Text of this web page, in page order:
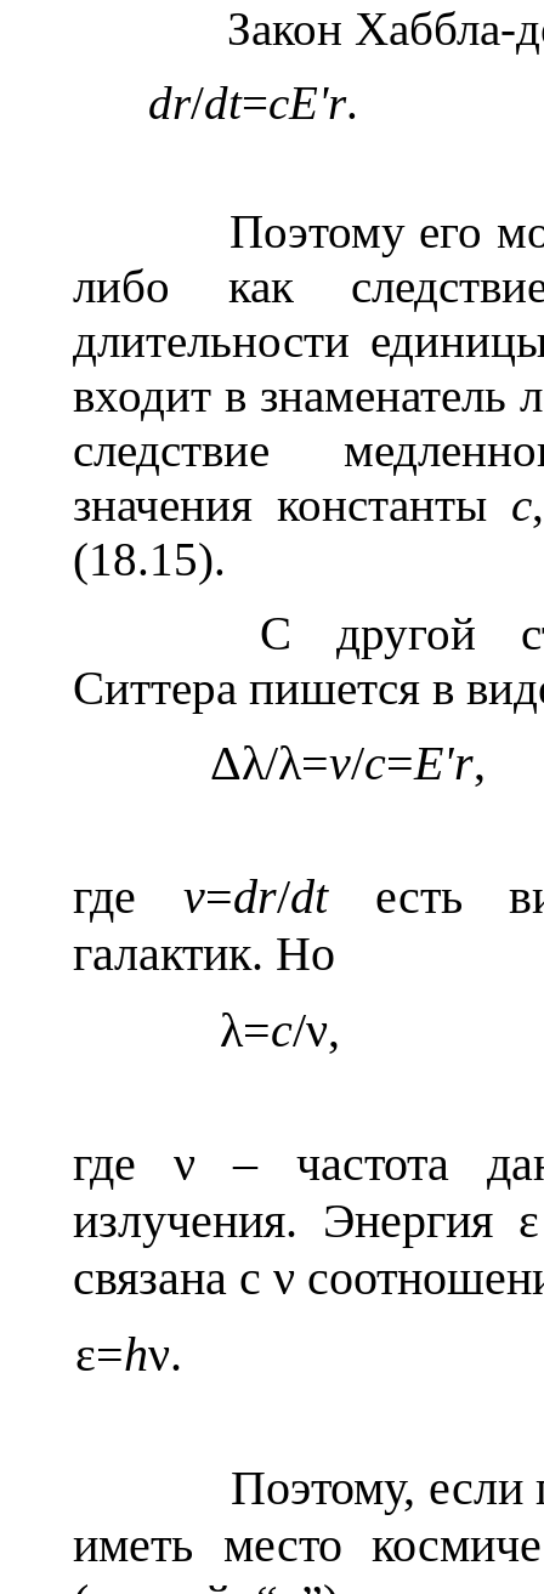
Закон Хаббла-де
dr/dt=cЕ'r
Поэтому его
либо как
длительности
входит в знаменатель
следствие
значения константы c
(18.15).
С другой
Ситтера пишется в
Δλ/λ=v/c=Е'r
где v=dr/dtесть
галактик. Но
λ=c/ν
гдеν – частота
излучения. Энергия
связана с ν
ε=hν
Поэтому, если по
иметь место